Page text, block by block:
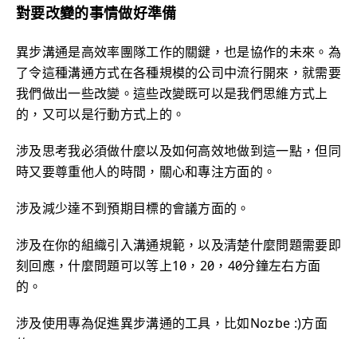
對要改變的事情做好準備
異步溝通是高效率團隊工作的關鍵，也是協作的未來。為
了令這種溝通方式在各種規模的公司中流行開來，就需要
我們做出一些改變。這些改變既可以是我們思維方式上
的，又可以是行動方式上的。
涉及思考我必須做什麼以及如何高效地做到這一點，但同
時又要尊重他人的時間，關心和專注方面的。
涉及減少達不到預期目標的會議方面的。
涉及在你的組織引入溝通規範，以及清楚什麼問題需要即
刻回應，什麼問題可以等上10，20，40分鐘左右方面
的。
涉及使用專為促進異步溝通的工具，比如Nozbe :)方面